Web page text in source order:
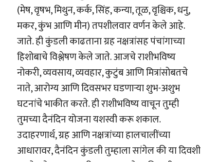
(मेष, वृषभ, मिथुन, कर्क, सिंह, कन्या, तूळ, वृश्चिक, धनु,
मकर, कुंभ आणि मीन) तपशीलवार वर्णन केले आहे.
जाते. ही कुंडली काढताना ग्रह नक्षत्रांसह पंचांगाच्या
हिशोबाचे विश्लेषण केले जाते. आजचे राशीभविष्य
नोकरी, व्यवसाय, व्यवहार, कुटुंब आणि मित्रांसोबतचे
नाते, आरोग्य आणि दिवसभर घडणाऱ्या शुभ-अशुभ
घटनांचे भाकीत करते. ही राशीभविष्य वाचून तुम्ही
तुमच्या दैनंदिन योजना यशस्वी करू शकाल.
उदाहरणार्थ, ग्रह आणि नक्षत्रांच्या हालचालींच्या
आधारावर, दैनंदिन कुंडली तुम्हाला सांगेल की या दिवशी